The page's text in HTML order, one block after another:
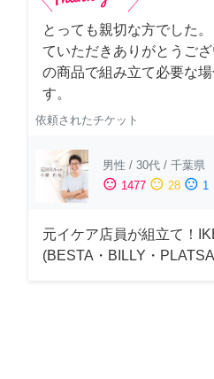
とっても親切な方でした
ていただきありがとうご
の商品で組み立て必要な
す。
依頼されたチケット
男性 / 30代 / 千葉県
sentiment_satisfied 1477 sentiment_neutral 28 sentiment_dissatisfied 1
元イケア店員が組立て！
(BESTA・BILLY・